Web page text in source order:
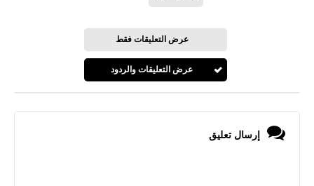
عرض التعليقات فقط
عرض التعليقات والردود
إرسال تعليق